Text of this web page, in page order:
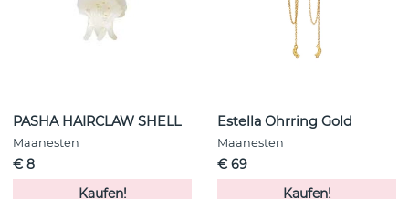
PASHA HAIRCLAW SHELL
Maanesten
€ 8
Kaufen!
Estella Ohrring Gold
Maanesten
€ 69
Kaufen!